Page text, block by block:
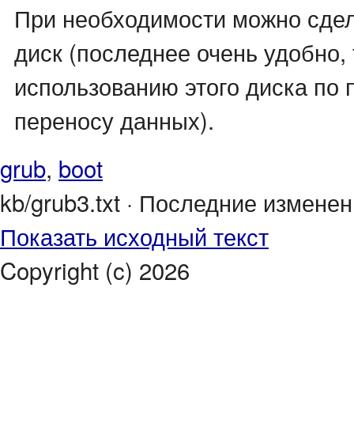
При необходимости можно
диск (последнее очень
использованию этого диска
переносу данных).
grub, boot
kb/grub3.txt · Последние
Показать исходный текст
Copyright (c) 2026